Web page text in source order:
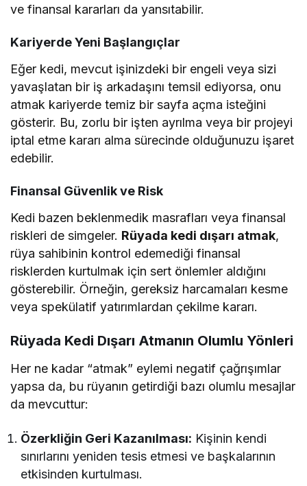
ve finansal kararları da yansıtabilir.
Kariyerde Yeni Başlangıçlar
Eğer kedi, mevcut işinizdeki bir engeli veya sizi
yavaşlatan bir iş arkadaşını temsil ediyorsa, onu
atmak kariyerde temiz bir sayfa açma isteğini
gösterir. Bu, zorlu bir işten ayrılma veya bir projeyi
iptal etme kararı alma sürecinde olduğunuzu işaret
edebilir.
Finansal Güvenlik ve Risk
Kedi bazen beklenmedik masrafları veya finansal
riskleri de simgeler. Rüyada kedi dışarı atmak,
rüya sahibinin kontrol edemediği finansal
risklerden kurtulmak için sert önlemler aldığını
gösterebilir. Örneğin, gereksiz harcamaları kesme
veya spekülatif yatırımlardan çekilme kararı.
Rüyada Kedi Dışarı Atmanın Olumlu Yönleri
Her ne kadar “atmak” eylemi negatif çağrışımlar
yapsa da, bu rüyanın getirdiği bazı olumlu mesajlar
da mevcuttur:
Özerkliğin Geri Kazanılması: Kişinin kendi
sınırlarını yeniden tesis etmesi ve başkalarının
etkisinden kurtulması.